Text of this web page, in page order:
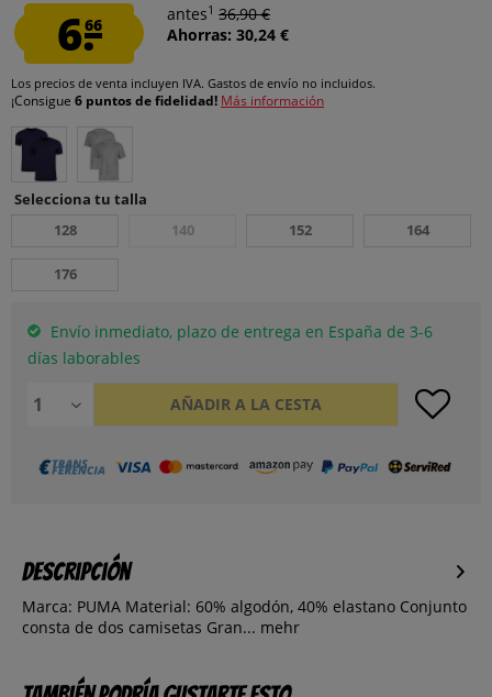
6.66
antes1 36,90 €
Ahorras: 30,24 €
Los precios de venta incluyen IVA. Gastos de envío no incluidos.
¡Consigue 6 puntos de fidelidad! Más información
Selecciona tu talla
128
140 152 164
176
Envío inmediato, plazo de entrega en España de 3-6
días laborables
AÑADIR A LA CESTA
Descripción
Marca: PUMA Material: 60% algodón, 40% elastano Conjunto
consta de dos camisetas Gran... mehr